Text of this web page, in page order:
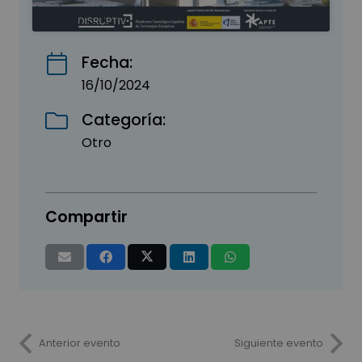
Fecha:
16/10/2024
Categoría:
Otro
Compartir
Anterior evento Siguiente evento